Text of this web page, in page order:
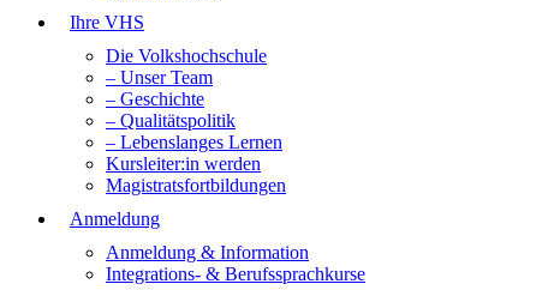
Ihre VHS
Die Volkshochschule
– Unser Team
– Geschichte
– Qualitätspolitik
– Lebenslanges Lernen
Kursleiter:in werden
Magistratsfortbildungen
Anmeldung
Anmeldung & Information
Integrations- & Berufssprachkurse